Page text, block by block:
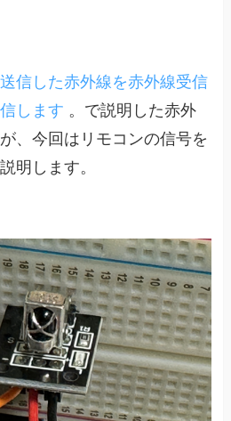
信した赤外線を赤外線受信
します 。で説明した赤外
、今回はリモコンの信号を
明します。